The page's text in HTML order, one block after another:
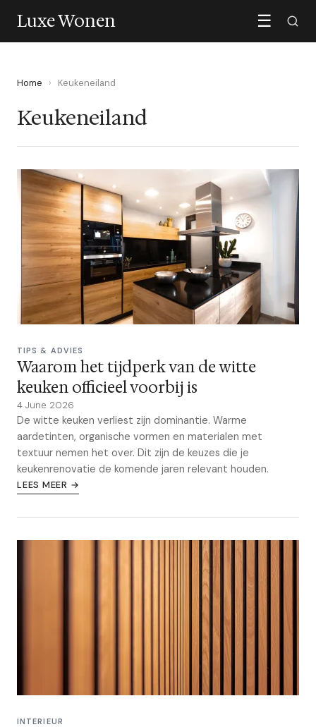
Luxe Wonen ☰
Home › Keukeneiland
Keukeneiland
TIPS & ADVIES
Waarom het tijdperk van de witte
keuken officieel voorbij is
4 June 2026
De witte keuken verliest zijn dominantie. Warme
aardetinten, organische vormen en materialen met
textuur nemen het over. Dit zijn de keuzes die je
keukenrenovatie de komende jaren relevant houden.
LEES MEER →
INTERIEUR